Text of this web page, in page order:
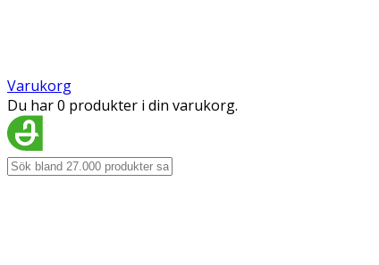
Varukorg
Du har 0 produkter i din varukorg.